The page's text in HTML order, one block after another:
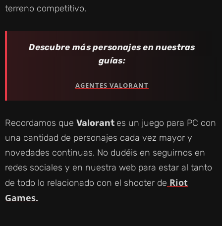
terreno competitivo.
Descubre más personajes en nuestras
guías:
AGENTES VALORANT
Recordamos que Valorant es un juego para PC con
una cantidad de personajes cada vez mayor y
novedades continuas. No dudéis en seguirnos en
redes sociales y en nuestra web para estar al tanto
de todo lo relacionado con el shooter de Riot
Games.